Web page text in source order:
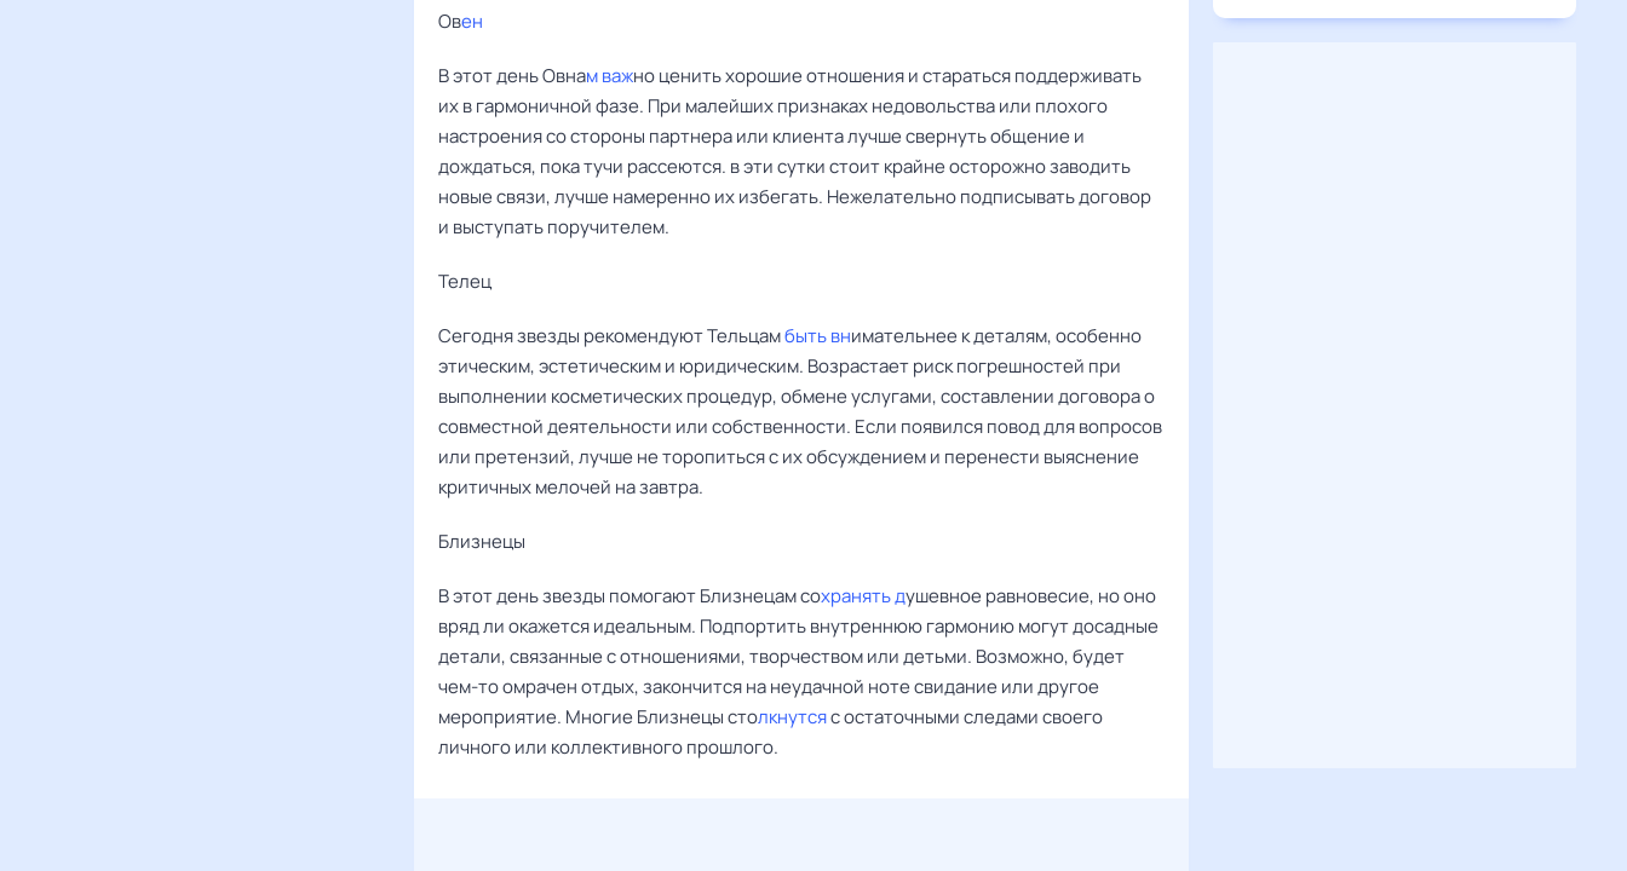
Овен ‌
В этот день Овнам важно ценить хорошие отношения и стараться поддерживать
их в гармоничной фазе. При малейших признаках недовольства или плохого
настроения со стороны партнера или клиента лучше свернуть общение и
дождаться, пока тучи рассеются. в эти сутки стоит крайне осторожно заводить
новые связи, лучше намеренно их избегать. Нежелательно подписывать договор
и выступать поручителем.
Телец
Сегодня звезды рекомендуют Тельцамбыть внимательнее к деталям, особенно
этическим, эстетическим и юридическим. Возрастает риск погрешностей при
выполнении косметических процедур, обмене услугами, составлении договора о
совместной деятельности или собственности. Если появился повод для вопросов
или претензий, лучше не торопиться с их обсуждением и перенести выяснение
критичных мелочей на завтра.
Близнецы
В этот день звезды помогают Близнецам сохранять душевное равновесие, но оно
вряд ли окажется идеальным. Подпортить внутреннюю гармонию могут досадные
детали, связанные с отношениями, творчеством или детьми. Возможно, будет
чем-то омрачен отдых, закончится на неудачной ноте свидание или другое
мероприятие. Многие Близнецы столкнутсяс остаточными следами своего
личного или коллективного прошлого.